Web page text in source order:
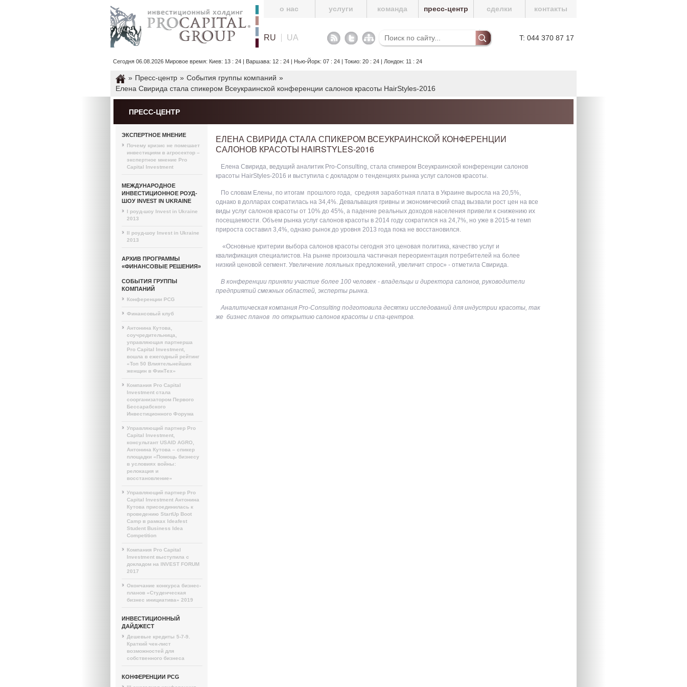
о нас услуги команда пресс-центр сделки контакты
RU UA T: 044 370 87 17
Сегодня 06.08.2026 Мировое время: Киев: 13 : 24 | Варшава: 12 : 24 | Нью-Йорк: 07 : 24 | Токио: 20 : 24 | Лондон: 11 : 24
» Пресс-центр » События группы компаний »
Елена Свирида стала спикером Всеукраинской конференции салонов красоты HairStyles-2016
ПРЕСС-ЦЕНТР
ЭКСПЕРТНОЕ МНЕНИЕ
Почему кризис не помешает
инвестициям в агросектор –
экспертное мнение Pro
Capital Investment
МЕЖДУНАРОДНОЕ
ИНВЕСТИЦИОННОЕ РОУД-
ШОУ INVEST IN UKRAINE
I роуд-шоу Invest in Ukraine
2013
II роуд-шоу Invest in Ukraine
2013
АРХИВ ПРОГРАММЫ
«ФИНАНСОВЫЕ РЕШЕНИЯ»
СОБЫТИЯ ГРУППЫ
КОМПАНИЙ
Конференции PCG
Финансовый клуб
Антонина Кутова,
соучредительница,
управляющая партнерша
Pro Capital Investment,
вошла в ежегодный рейтинг
«Топ 50 Влиятельнейших
женщин в ФинТех»
Компания Pro Capital
Investment стала
соорганизатором Первого
Бессарабского
Инвестиционного Форума
Управляющий партнер Pro
Capital Investment,
консультант USAID AGRO,
Антонина Кутова – спикер
площадки «Помощь бизнесу
в условиях войны:
релокация и
восстановление»
Управляющий партнер Pro
Capital Investment Антонина
Кутова присоединилась к
проведению StartUp Boot
Camp в рамках Ideafest
Student Business Idea
Competition
Компания Pro Capital
Investment выступила с
докладом на INVEST FORUM
2017
Окончание конкурса бизнес-
планов «Студенческая
бизнес инициатива» 2019
ИНВЕСТИЦИОННЫЙ
ДАЙДЖЕСТ
Дешевые кредиты 5-7-9.
Краткий чек-лист
возможностей для
собственного бизнеса
КОНФЕРЕНЦИИ PCG
ЕЛЕНА СВИРИДА СТАЛА СПИКЕРОМ ВСЕУКРАИНСКОЙ КОНФЕРЕНЦИИ
САЛОНОВ КРАСОТЫ HAIRSTYLES-2016
Елена Свирида, ведущий аналитик Pro-Consulting, стала спикером Всеукраинской конференции салонов
красоты HairStyles-2016 и выступила с докладом о тенденциях рынка услуг салонов красоты.
По словам Елены, по итогам прошлого года, средняя заработная плата в Украине выросла на 20,5%,
однако в долларах сократилась на 34,4%. Девальвация гривны и экономический спад вызвали рост цен на все
виды услуг салонов красоты от 10% до 45%, а падение реальных доходов населения привели к снижению их
посещаемости. Объем рынка услуг салонов красоты в 2014 году сократился на 24,7%, но уже в 2015-м темп
прироста составил 3,4%, однако рынок до уровня 2013 года пока не восстановился.
«Основные критерии выбора салонов красоты сегодня это ценовая политика, качество услуг и
квалификация специалистов. На рынке произошла частичная переориентация потребителей на более
низкий ценовой сегмент. Увеличение лояльных предложений, увеличит спрос» - отметила Свирида.
В конференции приняли участие более 100 человек - владельцы и директора салонов, руководители
предприятий смежных областей, эксперты рынка.
Аналитическая компания Pro-Consulting подготовила десятки исследований для индустрии красоты, так
же бизнес планов по открытию салонов красоты и спа-центров.